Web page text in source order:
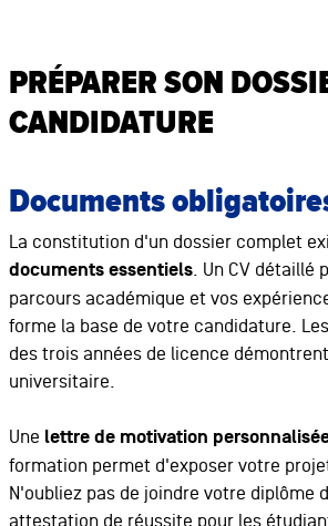
PRÉPARER SON
CANDIDATURE
Documents
La constitution d'un dossier complet
documents essentiels. Un CV détaillé
parcours académique et vos
forme la base de votre candidature.
des trois années de licence
universitaire.
Une lettre de motivation
formation permet d'exposer votre
N'oubliez pas de joindre votre diplôme
attestation de réussite pour les